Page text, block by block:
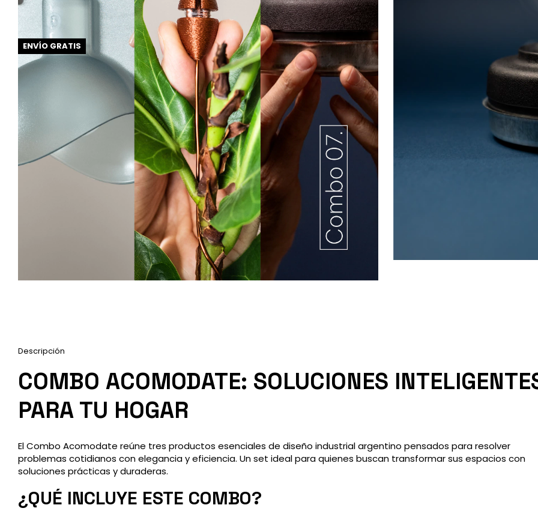
ENVÍO GRATIS
Descripción
COMBO ACOMODATE: SOLUCIONES
PARA TU HOGAR
El Combo Acomodate reúne tres productos esenciales de diseño industrial argentino pensados para resolver
problemas cotidianos con elegancia y eficiencia. Un set ideal para quienes buscan transformar sus espacios con
soluciones prácticas y duraderas.
¿QUÉ INCLUYE ESTE COMBO?